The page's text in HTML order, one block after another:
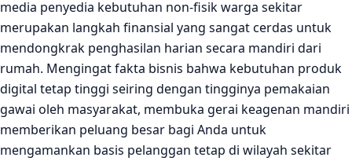
media penyedia kebutuhan non-fisik warga sekitar
merupakan langkah finansial yang sangat cerdas untuk
mendongkrak penghasilan harian secara mandiri dari
rumah. Mengingat fakta bisnis bahwa kebutuhan produk
digital tetap tinggi seiring dengan tingginya pemakaian
gawai oleh masyarakat, membuka gerai keagenan mandiri
memberikan peluang besar bagi Anda untuk
mengamankan basis pelanggan tetap di wilayah sekitar